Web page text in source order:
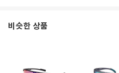
비슷한 상품